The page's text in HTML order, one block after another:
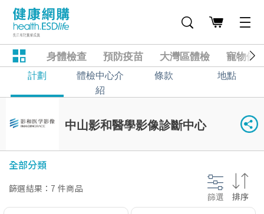
身體檢查 預防疫苗 大灣區體檢 寵物健
計劃
體檢中心介
紹
條款 地點
中山影和醫學影像診斷中心
全部分類
篩選結果：7 件商品
篩選 排序